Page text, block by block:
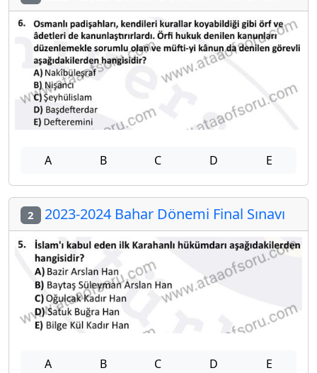
A B C D E
2 2023-2024 Bahar Dönemi Final Sınavı
A B C D E